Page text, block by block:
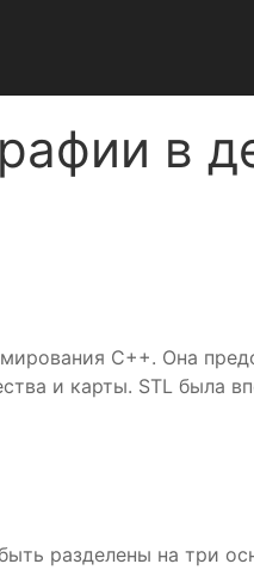
в
C++. Она
и карты. STL была
разделены на три